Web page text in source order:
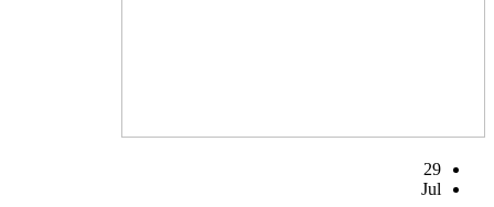
29
Jul